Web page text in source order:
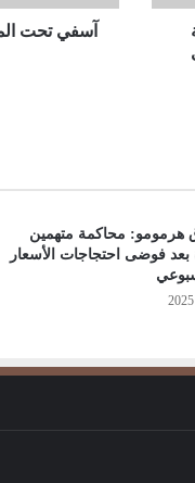
آسفي تحت
هرمومو: محاكمة متهمين
بعد فوضى احتجاجات الأسعار